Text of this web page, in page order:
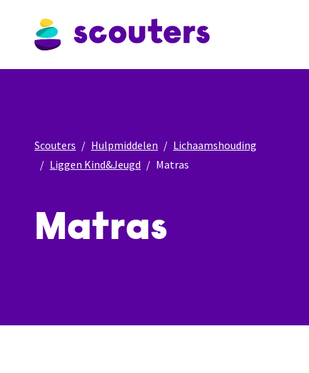
Scouters Hulpmiddelen
Lichaamshouding
Liggen Kind&Jeugd
Matras
Matras